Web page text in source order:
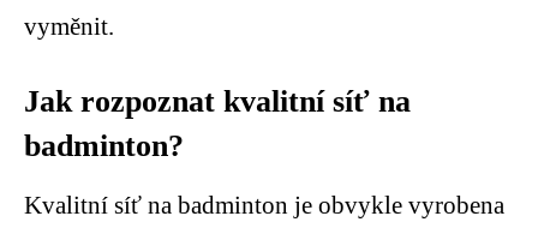
vyměnit.
Jak rozpoznat kvalitní síť na
badminton?
Kvalitní síť na badminton je obvykle vyrobena